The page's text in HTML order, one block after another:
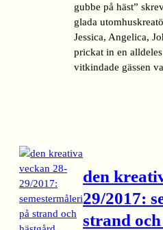
gubbe på häst”
glada
Jessica, Angelica,
prickat in en
vitkindade gässen
den
29/2017:
strand